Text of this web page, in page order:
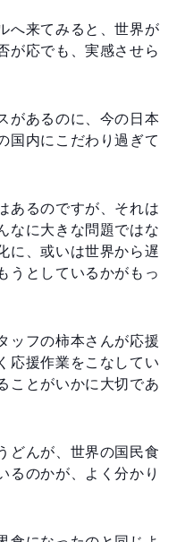
へ来てみると、世界が
が応でも、実感させら
があるのに、今の日本
国内にこだわり過ぎて
あるのですが、それは
なに大きな問題ではな
に、或いは世界から遅
うとしているかがもっ
ッフの柿本さんが応援
応援作業をこなしてい
ことがいかに大切であ
どんが、世界の国民食
るのかが、よく分かり